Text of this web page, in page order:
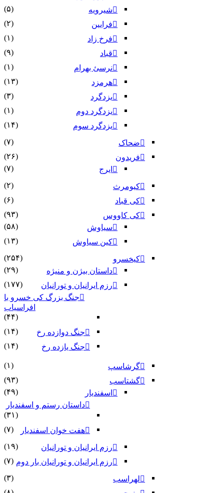
شیرویه
(۵)
فرایین
(۲)
فرخ زاد
(۱)
قباد
(۹)
نرسئ بهرام‏
(۱)
هرمزد
(۱۳)
یزدگرد
(۳)
یزدگرد دوم
(۱)
یزدگرد سوم
(۱۴)
ضحاک
(۷)
فریدون
(۲۶)
ایرج
(۷)
کیومرث
(۲)
کی قباد
(۶)
کی کاووس
(۹۳)
سیاوش
(۵۸)
کین سیاوش
(۱۳)
کیخسرو
(۲۵۴)
داستان بیژن و منیژه
(۲۹)
رزم ایرانیان و تورانیان
(۱۷۷)
جنگ بزرگ کی خسرو با
افراسیاب
(۴۴)
جنگ دوازده رخ
(۱۴)
جنگ یازده رخ
(۱۴)
گرشاسپ
(۱)
گشتاسب
(۹۳)
اسفندیار
(۴۹)
داستان رستم و اسفندیار
(۳۱)
هفت خوان اسفندیار
(۷)
رزم ایرانیان و تورانیان
(۱۹)
رزم ایرانیان و تورانیان بار دوم (۷)
لهراسب
(۳)